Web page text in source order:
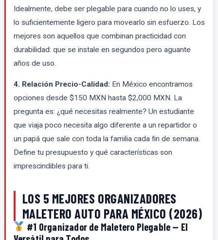
Idealmente, debe ser plegable para cuando no lo uses, y
lo suficientemente ligero para movearlo sin esfuerzo. Los
mejores son aquellos que combinan practicidad con
durabilidad: que se instale en segundos pero aguante
años de uso.
4. Relación Precio-Calidad: En México encontramos
opciones desde $150 MXN hasta $2,000 MXN. La
pregunta es: ¿qué necesitas realmente? Un estudiante
que viaja poco necesita algo diferente a un repartidor o
un papá que sale con toda la familia cada fin de semana.
Define tu presupuesto y qué características son
imprescindibles para ti.
LOS 5 MEJORES ORGANIZADORES
MALETERO AUTO PARA MÉXICO (2026)
#1 Organizador de Maletero Plegable — El